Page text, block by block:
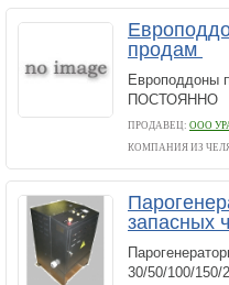
продам
ПОСТОЯННО
ПРОДАВЕЦ: ООО
КОМПАНИЯ ИЗ
запасных
30/50/100/150/